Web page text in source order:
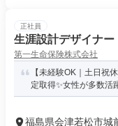
正社員
生涯設計デザイナー
第一生命保険株式会社
【未経験OK｜土日祝
定取得✨女性が多数活
福島県会津若松市城